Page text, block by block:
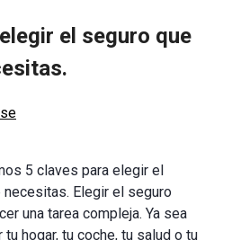
el seguro que
5 claves para elegir el
Elegir el seguro
una tarea compleja. Ya sea
hogar, tu coche, tu salud o tu